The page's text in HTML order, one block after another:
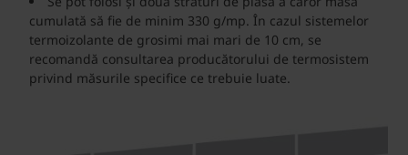
cumulată să fie de minim 330 g/mp. În cazul sistemelor
termoizolante de grosimi mai mari de 10 cm, se
recomandă consultarea producătorului de termosistem
privind măsurile specifice ce trebuie luate.